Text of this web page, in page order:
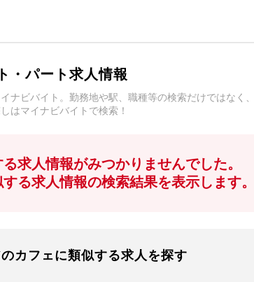
・パート求人情報
ナビバイト。勤務地や駅、職種等の検索だけではなく
はマイナビバイトで検索！
求人情報がみつかりませんでした。
る求人情報の検索結果を表示します。
カフェに類似する求人を探す